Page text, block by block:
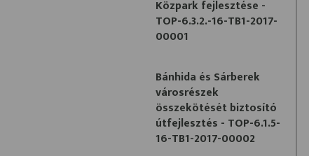
Közpark fejlesztése -
TOP-6.3.2.-16-TB1-2017-
00001
Bánhida és Sárberek
városrészek
összekötését biztosító
útfejlesztés - TOP-6.1.5-
16-TB1-2017-00002